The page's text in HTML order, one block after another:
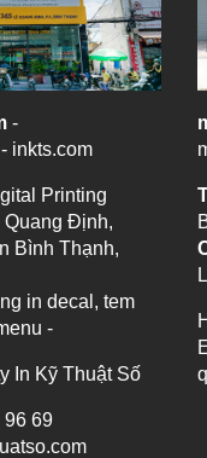
-
inkts.com
Printing
Quang Định,
Bình Thạnh,
in decal, tem
-
In Kỹ Thuật Số
96 69